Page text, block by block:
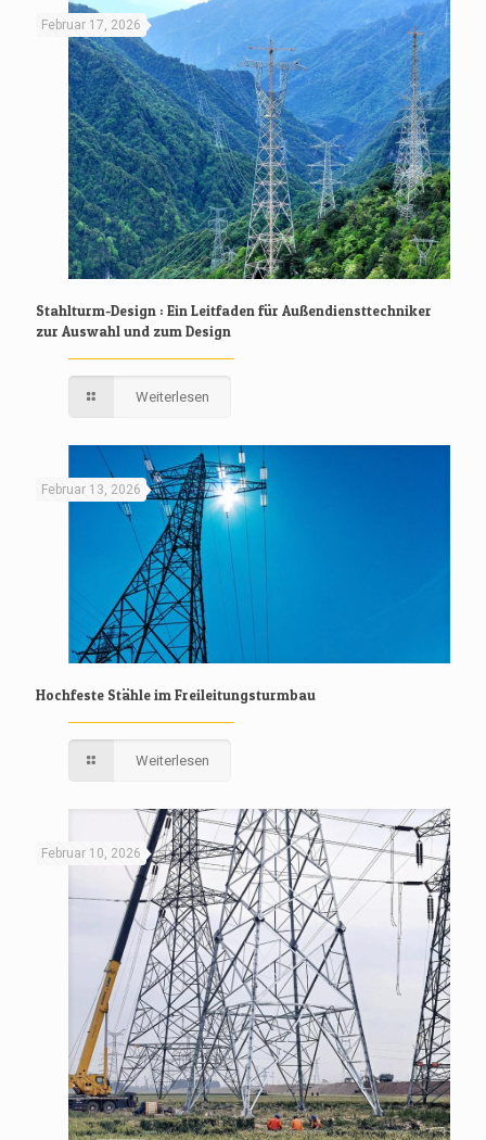
Februar 17, 2026
Stahlturm-Design : Ein Leitfaden für Außendiensttechniker
zur Auswahl und zum Design
Weiterlesen
Februar 13, 2026
Hochfeste Stähle im Freileitungsturmbau
Weiterlesen
Februar 10, 2026